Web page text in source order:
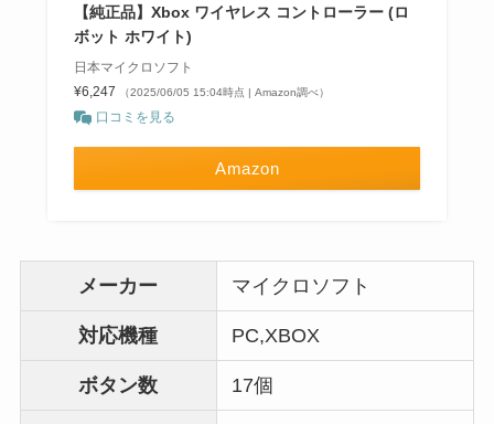
【純正品】Xbox ワイヤレス コントローラー (ロ
ボット ホワイト)
日本マイクロソフト
¥6,247
（2025/06/05 15:04時点 | Amazon調べ）
口コミを見る
Amazon
メーカー マイクロソフト
対応機種 PC,XBOX
ボタン数 17個